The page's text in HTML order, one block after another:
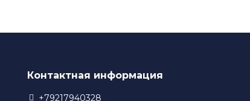
Контактная информация
+79217940328